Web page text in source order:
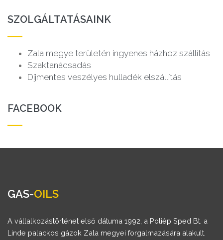
SZOLGÁLTATÁSAINK
Zala megye területén ingyenes házhoz szállítás
Szaktanácsadás
Díjmentes veszélyes hulladék elszállítás
FACEBOOK
GAS-OILS
A vállalkozástörténet első dátuma 1992, a Poliép Sped Bt. a
Linde palackos gázok Zala megyei forgalmazására alakult.